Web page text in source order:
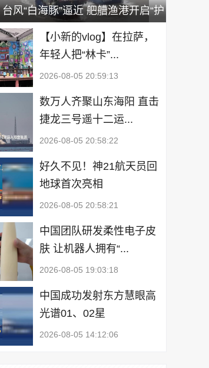
风“白海豚”逼近 舥艚渔港开启“护
【小新的vlog】在拉萨，
年轻人把“林卡”...
2026-08-05 20:59:13
数万人齐聚山东海阳 直击
捷龙三号遥十二运...
2026-08-05 20:58:22
好久不见！神21航天员回
地球首次亮相
2026-08-05 20:58:21
中国团队研发柔性电子皮
肤 让机器人拥有“...
2026-08-05 19:03:18
中国成功发射东方慧眼高
光谱01、02星
2026-08-05 14:12:06